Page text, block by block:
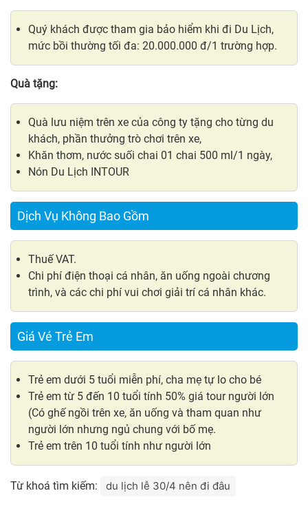
Quý khách được tham gia bảo hiểm khi đi Du Lịch,
mức bồi thường tối đa: 20.000.000 đ/1 trường hợp.
Quà tặng:
Quà lưu niệm trên xe của công ty tặng cho từng du
khách, phần thưởng trò chơi trên xe,
Khăn thơm, nước suối chai 01 chai 500 ml/1 ngày,
Nón Du Lịch INTOUR
Dịch Vụ Không Bao Gồm
Thuế VAT.
Chi phí điện thoại cá nhân, ăn uống ngoài chương
trình, và các chi phí vui chơi giải trí cá nhân khác.
Giá Vé Trẻ Em
Trẻ em dưới 5 tuổi miễn phí, cha mẹ tự lo cho bé
Trẻ em từ 5 đến 10 tuổi tính 50% giá tour người lớn
(Có ghế ngồi trên xe, ăn uống và tham quan như
người lớn nhưng ngủ chung với bố mẹ.
Trẻ em trên 10 tuổi tính như người lớn
Từ khoá tìm kiếm: du lịch lễ 30/4 nên đi đâu